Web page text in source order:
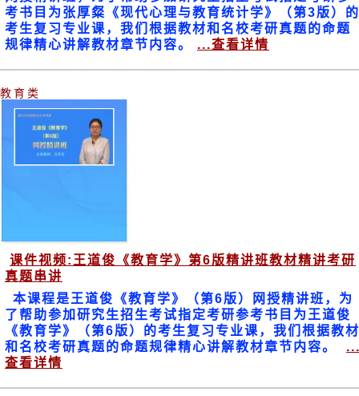
考书目为张厚粲《现代心理与教育统计学》（第3版）的
考生复习专业课，我们根据教材和名校考研真题的命题
规律精心讲解教材章节内容。
...查看详情
教育类
课件视频:王道俊《教育学》第6版精讲班教材精讲考研
真题串讲
本课程是王道俊《教育学》（第6版）网授精讲班，为
了帮助参加研究生招生考试指定考研参考书目为王道俊
《教育学》（第6版）的考生复习专业课，我们根据教材
和名校考研真题的命题规律精心讲解教材章节内容。
查看详情